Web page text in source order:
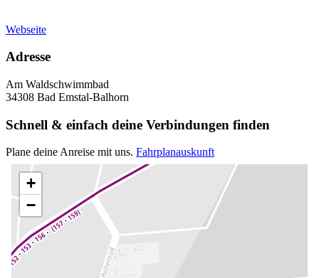
Webseite
Adresse
Am Waldschwimmbad
34308 Bad Emstal-Balhorn
Schnell & einfach deine Verbindungen finden
Plane deine Anreise mit uns. Fahrplanauskunft